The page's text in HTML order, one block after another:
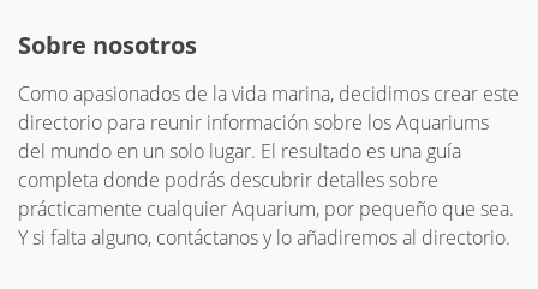
Sobre nosotros
Como apasionados de la vida marina, decidimos crear este
directorio para reunir información sobre los Aquariums
del mundo en un solo lugar. El resultado es una guía
completa donde podrás descubrir detalles sobre
prácticamente cualquier Aquarium, por pequeño que sea.
Y si falta alguno, contáctanos y lo añadiremos al directorio.